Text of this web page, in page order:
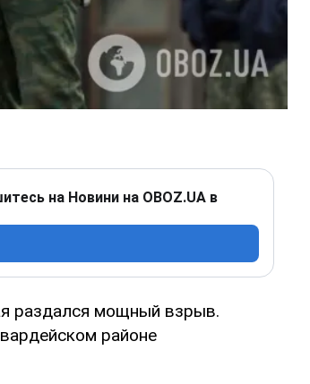
на Новини на OBOZ.UA в
раздался мощный взрыв.
районе